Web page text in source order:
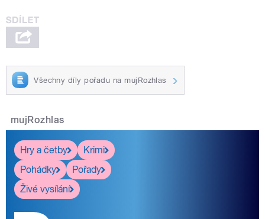
Všechny díly pořadu na mujRozhlas
mujRozhlas
Hry a četby
Krimi
Pohádky
Pořady
Živé vysílání